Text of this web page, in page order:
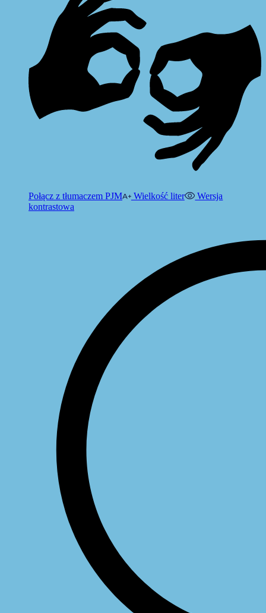
Połącz z tłumaczem PJM Wielkość liter
Wersja
kontrastowa